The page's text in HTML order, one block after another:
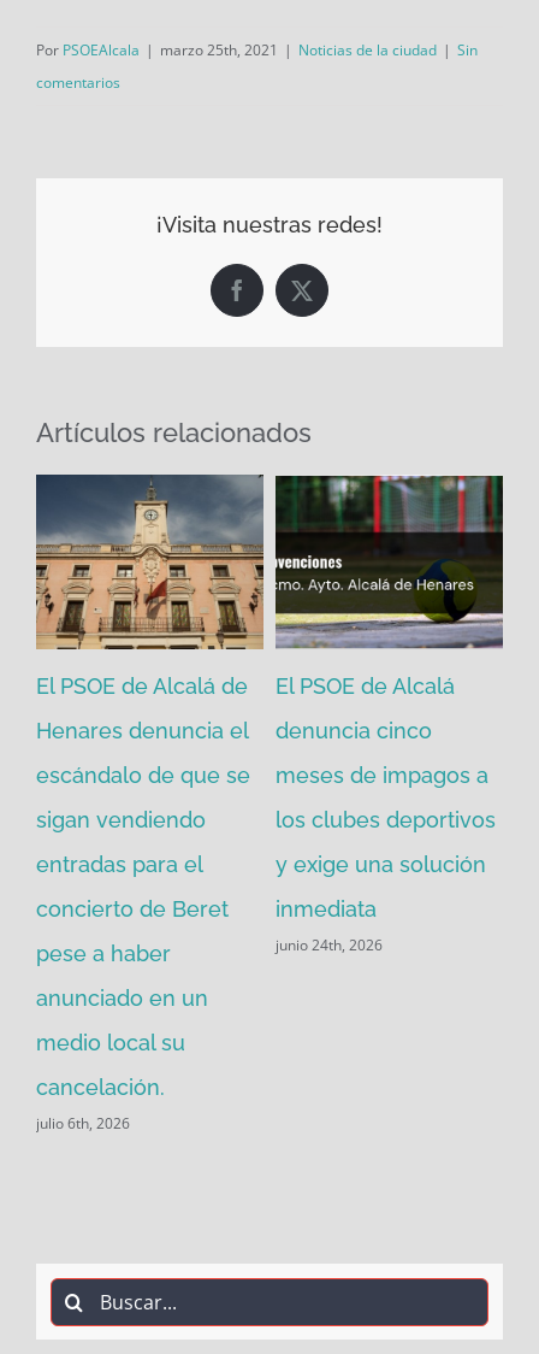
Por PSOEAlcala | marzo 25th, 2021 | Noticias de la ciudad | Sin
comentarios
¡Visita nuestras redes!
Facebook
X
Artículos relacionados
El PSOE de Alcalá de
Henares denuncia el
escándalo de que se
sigan vendiendo
entradas para el
concierto de Beret
pese a haber
anunciado en un
medio local su
cancelación.
julio 6th, 2026
El PSOE de Alcalá
denuncia cinco
meses de impagos a
los clubes deportivos
y exige una solución
inmediata
junio 24th, 2026
Buscar: